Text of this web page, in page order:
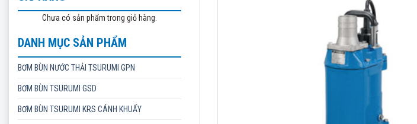
Chưa có sản phẩm trong giỏ hàng.
DANH MỤC SẢN PHẨM
BƠM BÙN NƯỚC THẢI TSURUMI GPN
BƠM BÙN TSURUMI GSD
BƠM BÙN TSURUMI KRS CÁNH KHUẤY